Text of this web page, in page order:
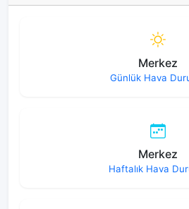
Merkez
Günlük Hava
Merkez
Haftalık Hava